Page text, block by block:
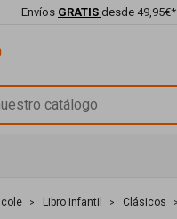
Envíos GRATIS desde 49,95€*
Libro infantil Clásicos